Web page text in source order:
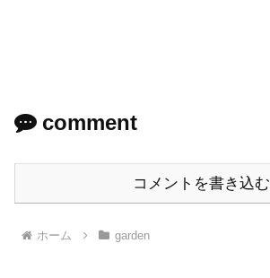
comment
コメントを書き込む
ホーム garden